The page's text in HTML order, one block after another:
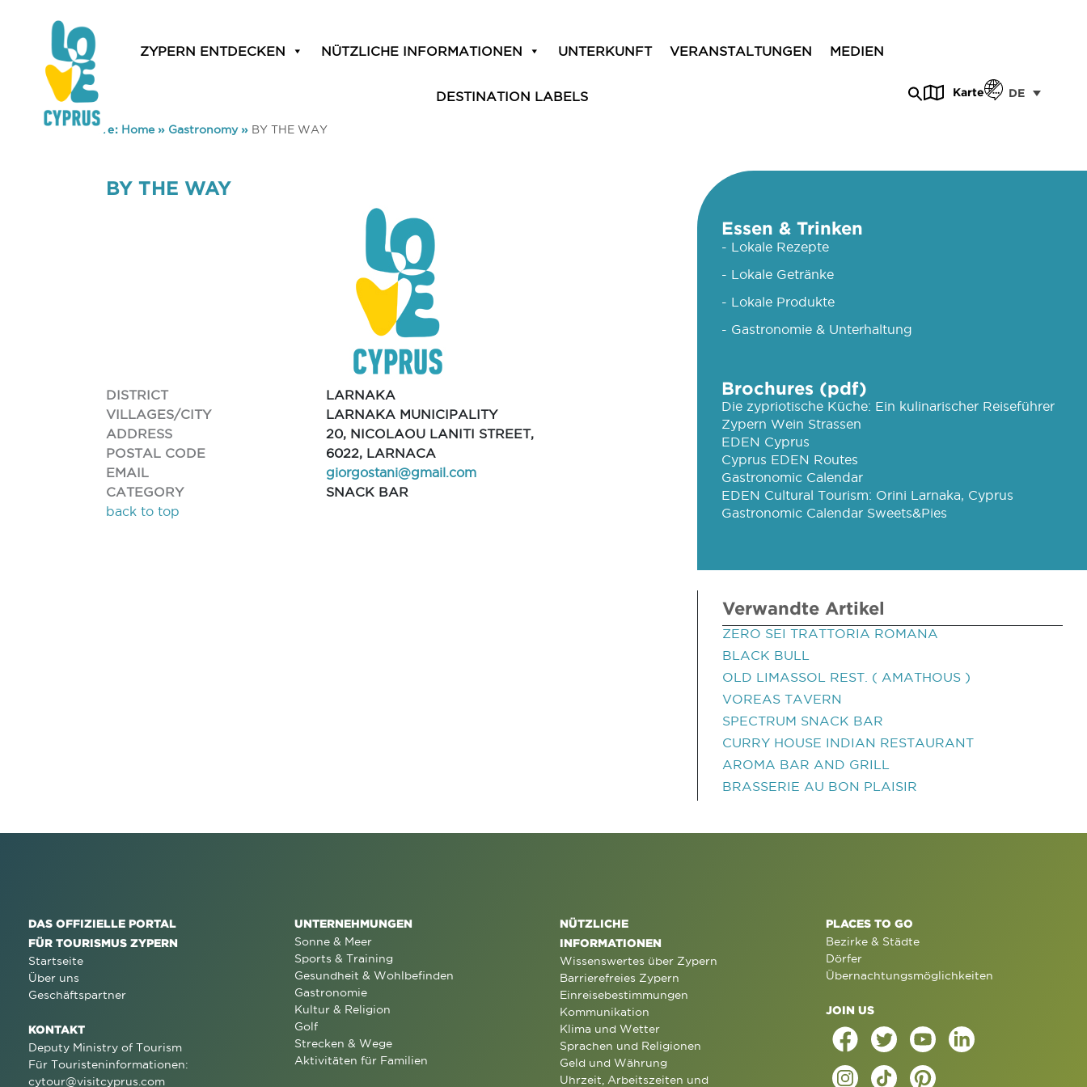
ZYPERN ENTDECKEN NÜTZLICHE INFORMATIONEN UNTERKUNFT VERANSTALTUNGEN MEDIEN
DESTINATION LABELS Karte DE
You are here: Home» Gastronomy» BY THE WAY
BY THE WAY
DISTRICT
LARNAKA
VILLAGES/CITY
LARNAKA MUNICIPALITY
ADDRESS
20, NICOLAOU LANITI STREET,
POSTAL CODE
6022, LARNACA
EMAIL
giorgostani@gmail.com
CATEGORY
SNACK BAR
back to top
Essen & Trinken
- Lokale Rezepte
- Lokale Getränke
- Lokale Produkte
- Gastronomie & Unterhaltung
Brochures (pdf)
Die zypriotische Küche: Ein kulinarischer Reiseführer
Zypern Wein Strassen
EDEN Cyprus
Cyprus EDEN Routes
Gastronomic Calendar
EDEN Cultural Tourism: Orini Larnaka, Cyprus
Gastronomic Calendar Sweets&Pies
Verwandte Artikel
ZERO SEI TRATTORIA ROMANA
BLACK BULL
OLD LIMASSOL REST. ( AMATHOUS )
VOREAS TAVERN
SPECTRUM SNACK BAR
CURRY HOUSE INDIAN RESTAURANT
AROMA BAR AND GRILL
BRASSERIE AU BON PLAISIR
DAS OFFIZIELLE PORTAL
FÜR TOURISMUS ZYPERN
Startseite
Über uns
Geschäftspartner
KONTAKT
Deputy Ministry of Tourism
Für Touristeninformationen:
cytour@visitcyprus.com
UNTERNEHMUNGEN
Sonne & Meer
Sports & Training
Gesundheit & Wohlbefinden
Gastronomie
Kultur & Religion
Golf
Strecken & Wege
Aktivitäten für Familien
NÜTZLICHE
INFORMATIONEN
Wissenswertes über Zypern
Barrierefreies Zypern
Einreisebestimmungen
Kommunikation
Klima und Wetter
Sprachen und Religionen
Geld und Währung
Uhrzeit, Arbeitszeiten und
PLACES TO GO
Bezirke & Städte
Dörfer
Übernachtungsmöglichkeiten
JOIN US